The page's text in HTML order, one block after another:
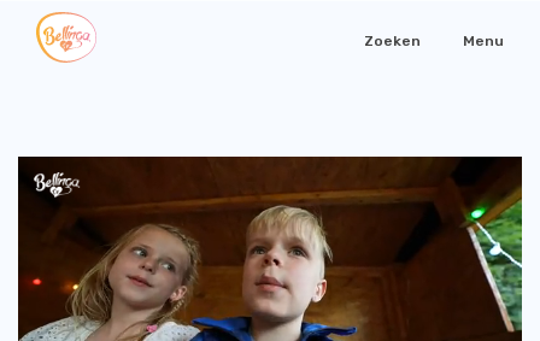
Zoeken Menu